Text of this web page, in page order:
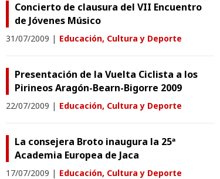
Concierto de clausura del VII Encuentro
de Jóvenes Músico
31/07/2009 | Educación, Cultura y Deporte
Presentación de la Vuelta Ciclista a los
Pirineos Aragón-Bearn-Bigorre 2009
22/07/2009 | Educación, Cultura y Deporte
La consejera Broto inaugura la 25ª
Academia Europea de Jaca
17/07/2009 | Educación, Cultura y Deporte